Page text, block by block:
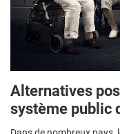
Alternatives
système public